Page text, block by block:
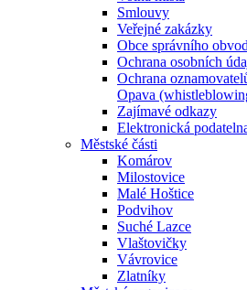
Smlouvy
Veřejné zakázky
Obce správního
Ochrana osobních
Ochrana
Opava
Zajímavé odkazy
Elektronická
Městské části
Komárov
Milostovice
Malé Hoštice
Podvihov
Suché Lazce
Vlaštovičky
Vávrovice
Zlatníky